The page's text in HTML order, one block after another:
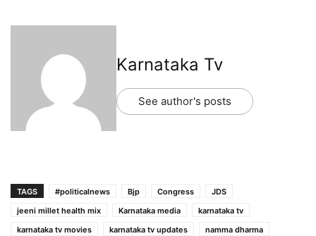
Karnataka Tv
See author's posts
TAGS #politicalnews Bjp Congress
JDS
jeeni millet health mix
Karnataka media
karnataka tv
karnataka tv movies
karnataka tv updates
namma dharma